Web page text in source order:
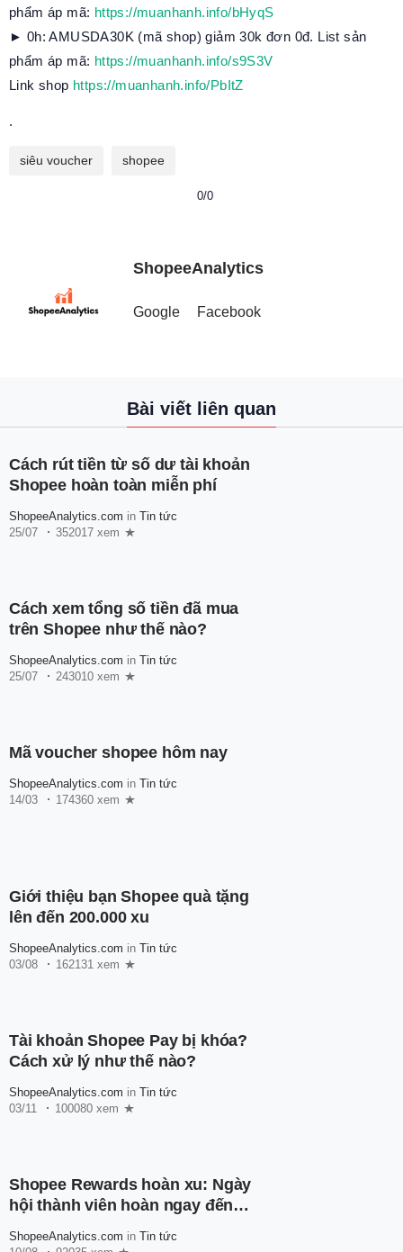
phẩm áp mã: https://muanhanh.info/bHyqS
► 0h: AMUSDA30K (mã shop) giảm 30k đơn 0đ. List sản
phẩm áp mã: https://muanhanh.info/s9S3V
Link shop https://muanhanh.info/PbItZ
.
siêu voucher shopee
0/0
ShopeeAnalytics
Google Facebook
Bài viết liên quan
Cách rút tiền từ số dư tài khoản
Shopee hoàn toàn miễn phí
ShopeeAnalytics.com in Tin tức
25/07
352017 xem
Cách xem tổng số tiền đã mua
trên Shopee như thế nào?
ShopeeAnalytics.com in Tin tức
25/07
243010 xem
Mã voucher shopee hôm nay
ShopeeAnalytics.com in Tin tức
14/03
174360 xem
Giới thiệu bạn Shopee quà tặng
lên đến 200.000 xu
ShopeeAnalytics.com in Tin tức
03/08
162131 xem
Tài khoản Shopee Pay bị khóa?
Cách xử lý như thế nào?
ShopeeAnalytics.com in Tin tức
03/11
100080 xem
Shopee Rewards hoàn xu: Ngày
hội thành viên hoàn ngay đến
ShopeeAnalytics.com in Tin tức